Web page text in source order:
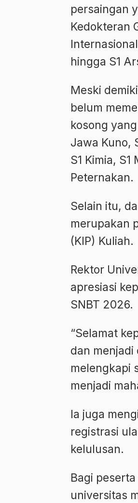
persaingan
Kedokteran
hingga S1
Meski
belum
kosong
Jawa Kuno,
S1 Kimia,
Peternakan.
Selain itu,
merupakan
(KIP) Kuliah.
Rektor
apresiasi
SNBT 2026.
“Selamat
dan menjadi
melengkapi
menjadi
Ia juga
registrasi
kelulusan.
Bagi
universitas